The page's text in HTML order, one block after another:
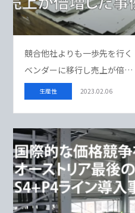
競合他社よりも一歩先を行
ベンダーに移行し売上が倍…
生産性 2023.02.06